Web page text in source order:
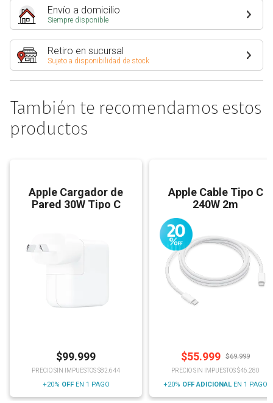
Envío a domicilio
Siempre disponible
Retiro en sucursal
Sujeto a disponibilidad de stock
También te recomendamos estos
productos
Apple Cargador de
Pared 30W Tipo C
$99.999
PRECIO SIN IMPUESTOS $82.644
+20% OFFEN 1 PAGO
Apple Cable Tipo C
240W 2m
$55.999 $69.999
PRECIO SIN IMPUESTOS $46.280
+20% OFF ADICIONAL EN 1 PAGO